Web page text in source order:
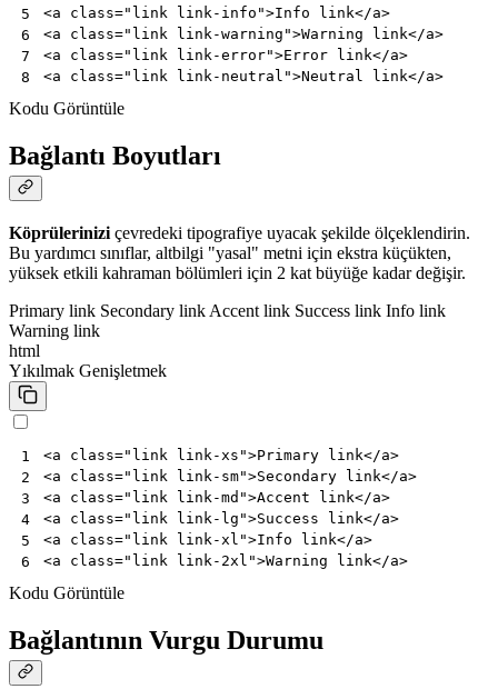
5
6
7
8
<a class="link link-info">Info link</a>
<a class="link link-warning">Warning link</a>
<a class="link link-error">Error link</a>
<a class="link link-neutral">Neutral link</a>
Kodu Görüntüle
Bağlantı Boyutları
Köprülerinizi çevredeki tipografiye uyacak şekilde ölçeklendirin.
Bu yardımcı sınıflar, altbilgi "yasal" metni için ekstra küçükten,
yüksek etkili kahraman bölümleri için 2 kat büyüğe kadar değişir.
Primary link Secondary link Accent link Success link Info link
Warning link
html
Yıkılmak Genişletmek
1
2
3
4
5
6
<a class="link link-xs">Primary link</a>
<a class="link link-sm">Secondary link</a>
<a class="link link-md">Accent link</a>
<a class="link link-lg">Success link</a>
<a class="link link-xl">Info link</a>
<a class="link link-2xl">Warning link</a>
Kodu Görüntüle
Bağlantının Vurgu Durumu